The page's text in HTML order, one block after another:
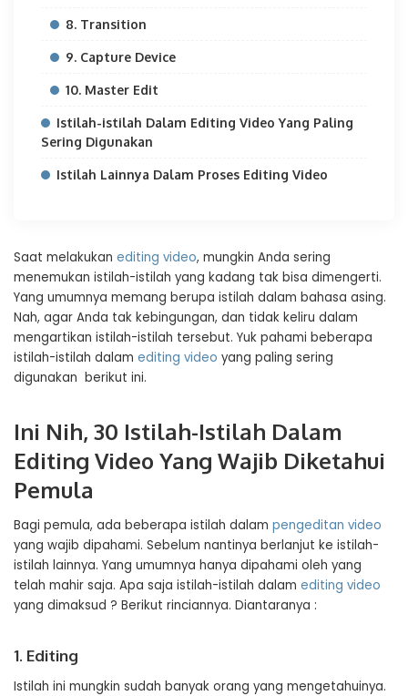
8. Transition
9. Capture Device
10. Master Edit
Istilah-istilah Dalam Editing Video Yang Paling
Sering Digunakan
Istilah Lainnya Dalam Proses Editing Video
Saat melakukan editing video, mungkin Anda sering
menemukan istilah-istilah yang kadang tak bisa dimengerti.
Yang umumnya memang berupa istilah dalam bahasa asing.
Nah, agar Anda tak kebingungan, dan tidak keliru dalam
mengartikan istilah-istilah tersebut. Yuk pahami beberapa
istilah-istilah dalam editing video yang paling sering
digunakan berikut ini.
Ini Nih, 30 Istilah-Istilah Dalam
Editing Video Yang Wajib Diketahui
Pemula
Bagi pemula, ada beberapa istilah dalam pengeditan video
yang wajib dipahami. Sebelum nantinya berlanjut ke istilah-
istilah lainnya. Yang umumnya hanya dipahami oleh yang
telah mahir saja. Apa saja istilah-istilah dalam editing video
yang dimaksud ? Berikut rinciannya. Diantaranya :
1. Editing
Istilah ini mungkin sudah banyak orang yang mengetahuinya.